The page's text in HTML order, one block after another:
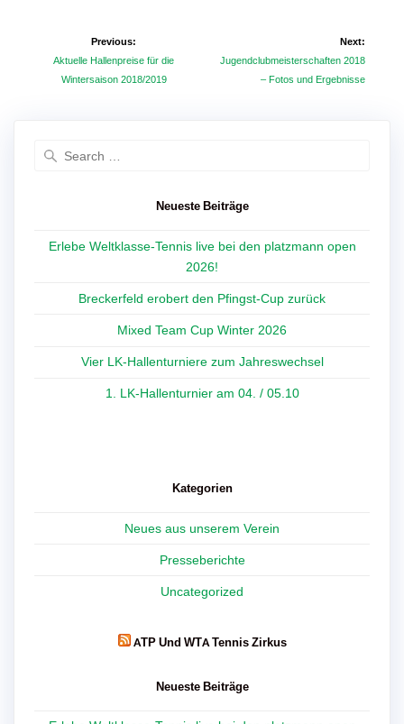
Beitragsnavigation
Previous:
Previous
post:
Aktuelle Hallenpreise für die
Wintersaison 2018/2019
Next:
Next
Jugendclubmeisterschaften 2018
– Fotos und Ergebnisse
Neueste Beiträge
Erlebe Weltklasse-Tennis live bei den platzmann open
2026!
Breckerfeld erobert den Pfingst-Cup zurück
Mixed Team Cup Winter 2026
Vier LK-Hallenturniere zum Jahreswechsel
1. LK-Hallenturnier am 04. / 05.10
Kategorien
Neues aus unserem Verein
Presseberichte
Uncategorized
ATP Und WTA Tennis Zirkus
Neueste Beiträge